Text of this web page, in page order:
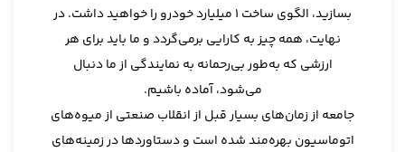
بسازید، الگوی ساخت 1 میلیارد خودرو را خواهید داشت. در
نهایت، همه چیز به کارایی برمی‌گردد و ما باید برای هر
ارزشی که به‌طور بی‌رحمانه به نمایندگی از ما دنبال
می‌شود، آماده باشیم.
جامعه از زمان‌های بسیار قبل از انقلاب صنعتی از میوه‌های
اتوماسیون بهره‌مند شده است و دستاوردها در زمینه‌های